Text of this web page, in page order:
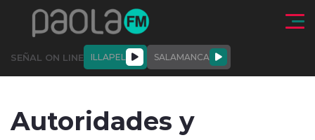
Click acá para ir directamente al contenido
SEÑAL ON LINE ILLAPEL SALAMANCA
ACTUALIDAD
Autoridades y